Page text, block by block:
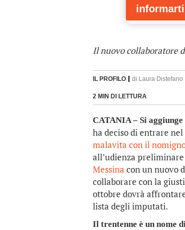
informarti
Il nuovo collaboratore
IL PROFILO di Laura Distefano
2 MIN DI LETTURA
CATANIA – Si
ha deciso di entrare
malavita con il
all’udienza
Messina con un nuovo
collaborare con la
ottobre dovrà
lista degli imputati.
Il trentenne è un nome